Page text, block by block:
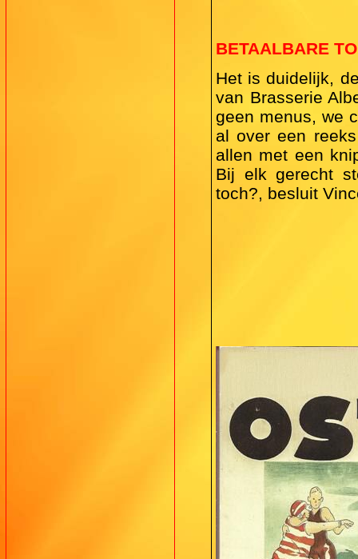
BETAALBARE
Het is duidelijk,
van Brasserie
geen menus,
al over een
allen met een
Bij elk gerecht
toch?, besluit